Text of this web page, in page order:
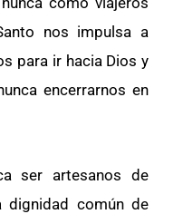
nos impulsa a
para ir hacia Dios y
encerrarnos en
ser artesanos de
dignidad común de